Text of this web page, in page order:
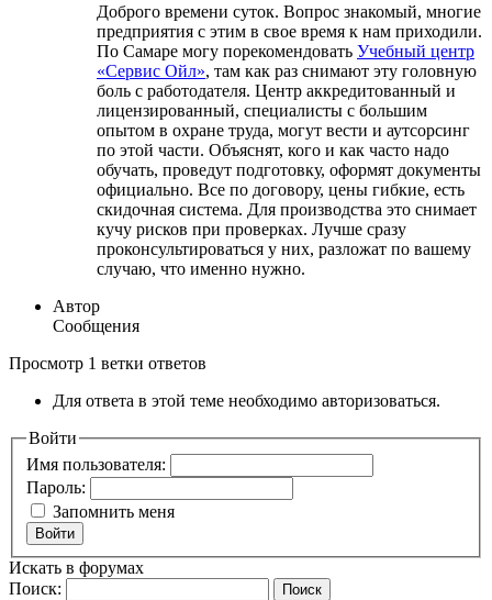
Доброго времени суток. Вопрос знакомый, многие
предприятия с этим в свое время к нам приходили.
По Самаре могу порекомендовать Учебный центр
«Сервис Ойл», там как раз снимают эту головную
боль с работодателя. Центр аккредитованный и
лицензированный, специалисты с большим
опытом в охране труда, могут вести и аутсорсинг
по этой части. Объяснят, кого и как часто надо
обучать, проведут подготовку, оформят документы
официально. Все по договору, цены гибкие, есть
скидочная система. Для производства это снимает
кучу рисков при проверках. Лучше сразу
проконсультироваться у них, разложат по вашему
случаю, что именно нужно.
Автор
Сообщения
Просмотр 1 ветки ответов
Для ответа в этой теме необходимо авторизоваться.
Войти
Имя пользователя:
Пароль:
Запомнить меня
Войти
Искать в форумах
Поиск: